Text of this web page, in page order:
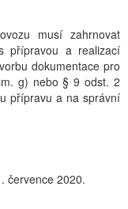
musí zahrnovat
přípravou a realizací
dokumentace pro
g) nebo § 9 odst. 2
přípravu a na správní
července 2020.